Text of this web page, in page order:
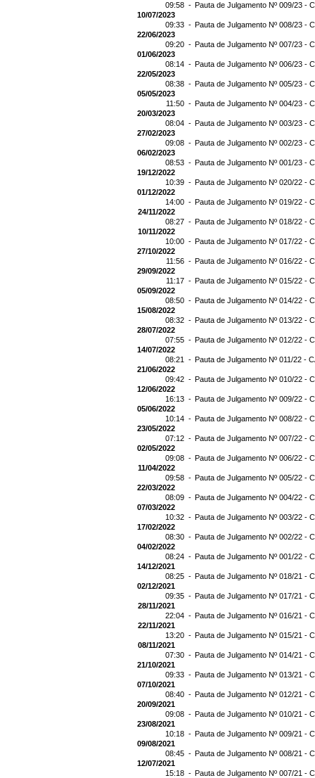
09:58 - Pauta de Julgamento Nº 009/23 -
10/07/2023
09:33 - Pauta de Julgamento Nº 008/23 -
22/06/2023
09:20 - Pauta de Julgamento Nº 007/23 -
01/06/2023
08:14 - Pauta de Julgamento Nº 006/23 -
22/05/2023
08:38 - Pauta de Julgamento Nº 005/23 -
05/05/2023
11:50 - Pauta de Julgamento Nº 004/23 -
20/03/2023
08:04 - Pauta de Julgamento Nº 003/23 -
27/02/2023
09:08 - Pauta de Julgamento Nº 002/23 -
06/02/2023
08:53 - Pauta de Julgamento Nº 001/23 -
19/12/2022
10:39 - Pauta de Julgamento Nº 020/22 -
01/12/2022
14:00 - Pauta de Julgamento Nº 019/22 -
24/11/2022
08:27 - Pauta de Julgamento Nº 018/22 -
10/11/2022
10:00 - Pauta de Julgamento Nº 017/22 -
27/10/2022
11:56 - Pauta de Julgamento Nº 016/22 -
29/09/2022
11:17 - Pauta de Julgamento Nº 015/22 -
05/09/2022
08:50 - Pauta de Julgamento Nº 014/22 -
15/08/2022
08:32 - Pauta de Julgamento Nº 013/22 -
28/07/2022
07:55 - Pauta de Julgamento Nº 012/22 -
14/07/2022
08:21 - Pauta de Julgamento Nº 011/22 -
21/06/2022
09:42 - Pauta de Julgamento Nº 010/22 -
12/06/2022
16:13 - Pauta de Julgamento Nº 009/22 -
05/06/2022
10:14 - Pauta de Julgamento Nº 008/22 -
23/05/2022
07:12 - Pauta de Julgamento Nº 007/22 -
02/05/2022
09:08 - Pauta de Julgamento Nº 006/22 -
11/04/2022
09:58 - Pauta de Julgamento Nº 005/22 -
22/03/2022
08:09 - Pauta de Julgamento Nº 004/22 -
07/03/2022
10:32 - Pauta de Julgamento Nº 003/22 -
17/02/2022
08:30 - Pauta de Julgamento Nº 002/22 -
04/02/2022
08:24 - Pauta de Julgamento Nº 001/22 -
14/12/2021
08:25 - Pauta de Julgamento Nº 018/21 -
02/12/2021
09:35 - Pauta de Julgamento Nº 017/21 -
28/11/2021
22:04 - Pauta de Julgamento Nº 016/21 -
22/11/2021
13:20 - Pauta de Julgamento Nº 015/21 -
08/11/2021
07:30 - Pauta de Julgamento Nº 014/21 -
21/10/2021
09:33 - Pauta de Julgamento Nº 013/21 -
07/10/2021
08:40 - Pauta de Julgamento Nº 012/21 -
20/09/2021
09:08 - Pauta de Julgamento Nº 010/21 -
23/08/2021
10:18 - Pauta de Julgamento Nº 009/21 -
09/08/2021
08:45 - Pauta de Julgamento Nº 008/21 -
12/07/2021
15:18 - Pauta de Julgamento Nº 007/21 -